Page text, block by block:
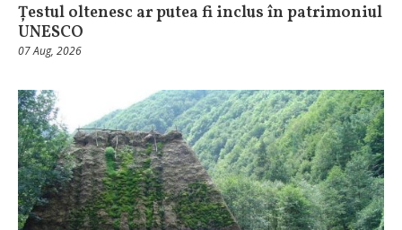
Țestul oltenesc ar putea fi inclus în patrimoniul
UNESCO
07 Aug, 2026